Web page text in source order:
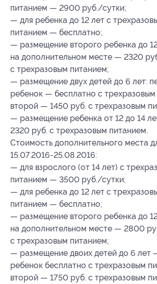
питанием — 2900 руб./сутки;
— для ребенка до 12 лет с
питанием — бесплатно;
— размещение второго ребенка до
на дополнительном месте — 2320
с трехразовым питанием;
— размещение двух детей до 6 лет:
ребенок — бесплатно с трехразовым
второй — 1450 руб. с трехразовым
— размещение ребенка от 12 до 14
2320 руб. с трехразовым питанием.
Стоимость дополнительного места
15.07.2016-25.08.2016:
— для взрослого (от 14 лет) с
питанием — 3500 руб./сутки;
— для ребенка до 12 лет с
питанием — бесплатно;
— размещение второго ребенка до
на дополнительном месте — 2800
с трехразовым питанием;
— размещение двоих детей до 6 лет
ребенок бесплатно с трехразовым
второй — 1750 руб. с трехразовым